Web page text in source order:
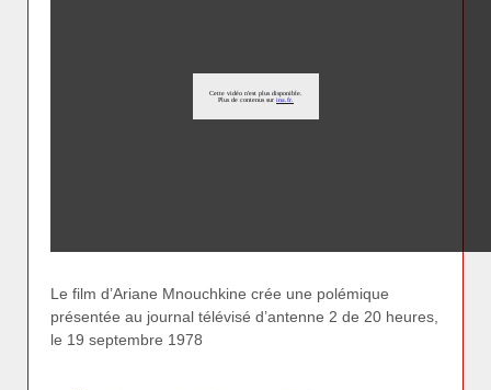
Le film d’Ariane Mnouchkine crée une polémique
présentée au journal télévisé d’antenne 2 de 20 heures,
le 19 septembre 1978